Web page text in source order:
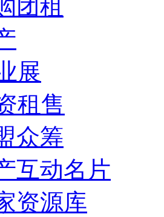
团租
展
租售
众筹
互动名片
资源库